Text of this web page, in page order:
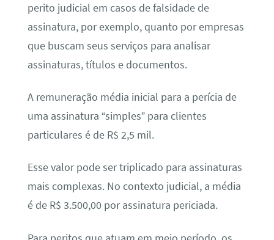
perito judicial em casos de falsidade de
assinatura, por exemplo, quanto por empresas
que buscam seus serviços para analisar
assinaturas, títulos e documentos.
A remuneração média inicial para a perícia de
uma assinatura “simples” para clientes
particulares é de R$ 2,5 mil.
Esse valor pode ser triplicado para assinaturas
mais complexas. No contexto judicial, a média
é de R$ 3.500,00 por assinatura periciada.